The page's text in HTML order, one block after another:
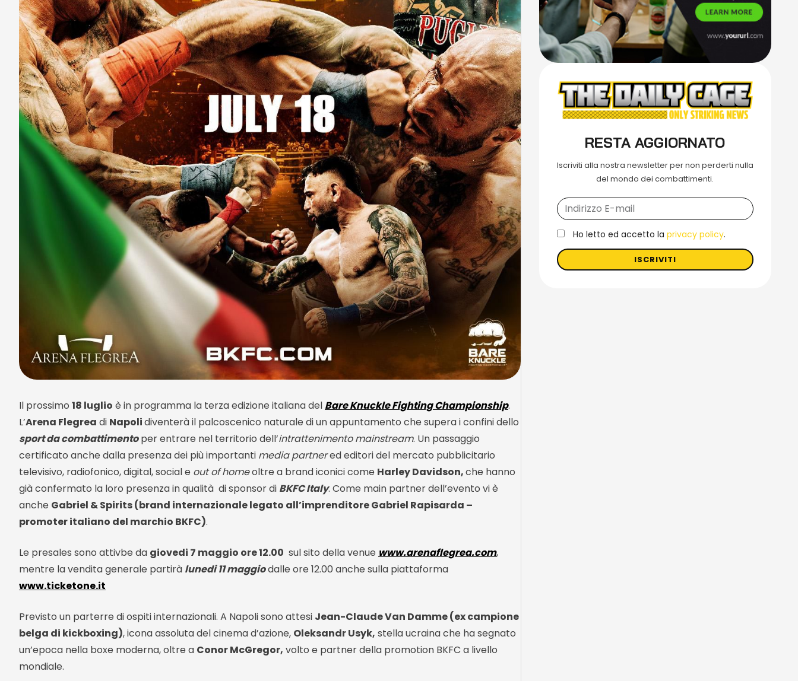
Il prossimo 18 luglio è in programma la terza edizione italiana del Bare Knuckle Fighting Championship.
L’Arena Flegrea di Napolidiventerà il palcoscenico naturale di un appuntamento che supera i confini dello
sport da combattimentoper entrare nel territorio dell’intrattenimento mainstream. Un passaggio
certificato anche dalla presenza dei più importanti media partnered editori del mercato pubblicitario
televisivo, radiofonico, digital, social e out of homeoltre a brand iconici come Harley Davidson,che hanno
già confermato la loro presenza in qualità di sponsor di BKFC Italy. Come main partner dell’evento vi è
anche Gabriel & Spirits (brand internazionale legato all’imprenditore Gabriel Rapisarda –
promoter italiano del marchio BKFC).
Le presales sono attivbe da giovedi 7 maggio ore 12.00 sul sito della venue www.arenaflegrea.com,
mentre la vendita generale partirà lunedi 11 maggiodalle ore 12.00 anche sulla piattaforma
www.ticketone.it
Previsto un parterre di ospiti internazionali. A Napoli sono attesi Jean-Claude Van Damme (ex campione
belga di kickboxing), icona assoluta del cinema d’azione, Oleksandr Usyk, stella ucraina che ha segnato
un’epoca nella boxe moderna, oltre a Conor McGregor, volto e partner della promotion BKFC a livello
mondiale.
RESTA AGGIORNATO
Iscriviti alla nostra newsletter per non perderti nulla
del mondo dei combattimenti.
Ho letto ed accetto la privacy policy.
ISCRIVITI